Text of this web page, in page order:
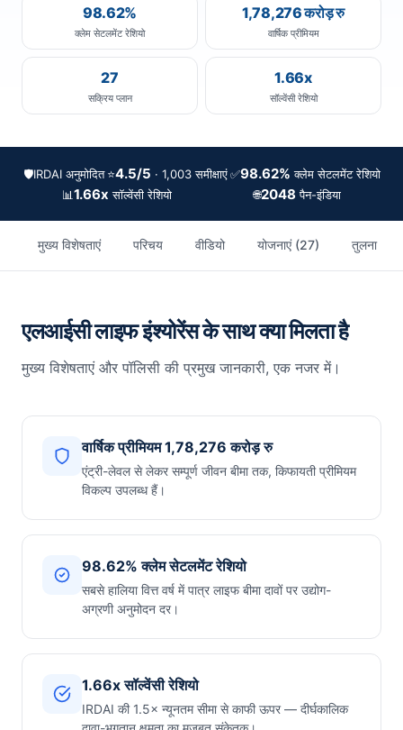
98.62%
क्लेम सेटलमेंट रेशियो
1,78,276 करोड़ रु
वार्षिक प्रीमियम
27
सक्रिय प्लान
1.66x
सॉल्वेंसी रेशियो
🛡️IRDAI अनुमोदित ⭐4.5/5 · 1,003 समीक्षाएं ✅98.62% क्लेम सेटलमेंट रेशियो
📊1.66x सॉल्वेंसी रेशियो 🌐2048 पैन-इंडिया
मुख्य विशेषताएं परिचय वीडियो योजनाएं (27) तुलना
एलआईसी लाइफ इंश्योरेंस के साथ क्या मिलता है
मुख्य विशेषताएं और पॉलिसी की प्रमुख जानकारी, एक नजर में।
वार्षिक प्रीमियम 1,78,276 करोड़ रु
एंट्री-लेवल से लेकर सम्पूर्ण जीवन बीमा तक, किफायती प्रीमियम
विकल्प उपलब्ध हैं।
98.62% क्लेम सेटलमेंट रेशियो
सबसे हालिया वित्त वर्ष में पात्र लाइफ बीमा दावों पर उद्योग-
अग्रणी अनुमोदन दर।
1.66x सॉल्वेंसी रेशियो
IRDAI की 1.5× न्यूनतम सीमा से काफी ऊपर — दीर्घकालिक